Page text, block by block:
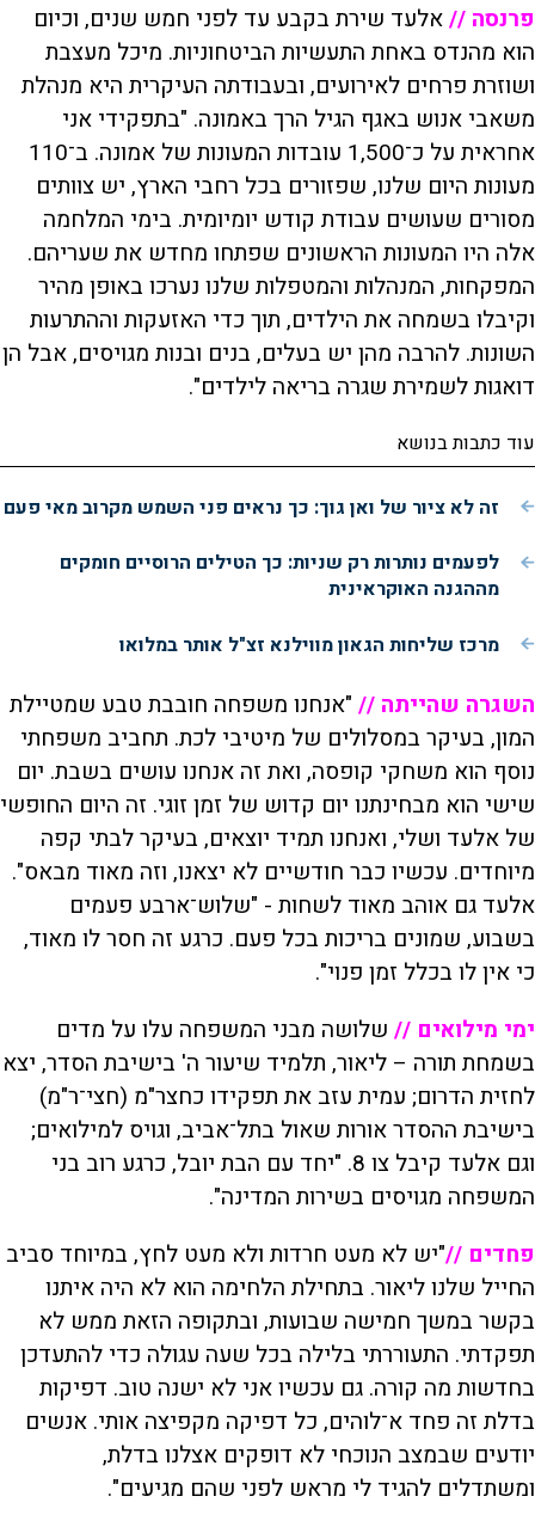
פרנסה //אלעד שירת בקבע עד לפני חמש שנים, וכיום
הוא מהנדס באחת התעשיות הביטחוניות. מיכל מעצבת
ושוזרת פרחים לאירועים, ובעבודתה העיקרית היא מנהלת
משאבי אנוש באגף הגיל הרך באמונה. "בתפקידי אני
אחראית על כ־1,500 עובדות המעונות של אמונה. ב־110
מעונות היום שלנו, שפזורים בכל רחבי הארץ, יש צוותים
מסורים שעושים עבודת קודש יומיומית. בימי המלחמה
אלה היו המעונות הראשונים שפתחו מחדש את שעריהם.
המפקחות, המנהלות והמטפלות שלנו נערכו באופן מהיר
וקיבלו בשמחה את הילדים, תוך כדי האזעקות וההתרעות
השונות. להרבה מהן יש בעלים, בנים ובנות מגויסים, אבל הן
דואגות לשמירת שגרה בריאה לילדים".
עוד כתבות בנושא
זה לא ציור של ואן גוך: כך נראים פני השמש מקרוב מאי פעם
לפעמים נותרות רק שניות: כך הטילים הרוסיים חומקים
מההגנה האוקראינית
מרכז שליחות הגאון מווילנא זצ"ל אותר במלואו
השגרה שהייתה // "אנחנו משפחה חובבת טבע שמטיילת
המון, בעיקר במסלולים של מיטיבי לכת. תחביב משפחתי
נוסף הוא משחקי קופסה, ואת זה אנחנו עושים בשבת. יום
שישי הוא מבחינתנו יום קדוש של זמן זוגי. זה היום החופשי
של אלעד ושלי, ואנחנו תמיד יוצאים, בעיקר לבתי קפה
מיוחדים. עכשיו כבר חודשיים לא יצאנו, וזה מאוד מבאס".
אלעד גם אוהב מאוד לשחות - "שלוש־ארבע פעמים
בשבוע, שמונים בריכות בכל פעם. כרגע זה חסר לו מאוד,
כי אין לו בכלל זמן פנוי".
ימי מילואים // שלושה מבני המשפחה עלו על מדים
בשמחת תורה – ליאור, תלמיד שיעור ה' בישיבת הסדר, יצא
לחזית הדרום; עמית עזב את תפקידו כחצר"מ (חצי־ר"מ)
בישיבת ההסדר אורות שאול בתל־אביב, וגויס למילואים;
וגם אלעד קיבל צו 8. "יחד עם הבת יובל, כרגע רוב בני
המשפחה מגויסים בשירות המדינה".
פחדים //"יש לא מעט חרדות ולא מעט לחץ, במיוחד סביב
החייל שלנו ליאור. בתחילת הלחימה הוא לא היה איתנו
בקשר במשך חמישה שבועות, ובתקופה הזאת ממש לא
תפקדתי. התעוררתי בלילה בכל שעה עגולה כדי להתעדכן
בחדשות מה קורה. גם עכשיו אני לא ישנה טוב. דפיקות
בדלת זה פחד א־לוהים, כל דפיקה מקפיצה אותי. אנשים
יודעים שבמצב הנוכחי לא דופקים אצלנו בדלת,
ומשתדלים להגיד לי מראש לפני שהם מגיעים".